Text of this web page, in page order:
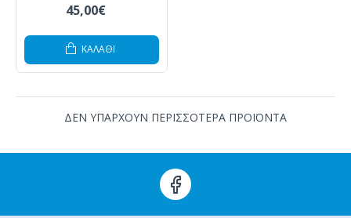
45,00€
ΚΑΛΆΘΙ
ΔΕΝ ΥΠΑΡΧΟΥΝ ΠΕΡΙΣΣΟΤΕΡΑ ΠΡΟΪΟΝΤΑ